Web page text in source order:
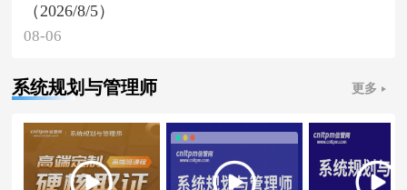
（2026/8/5）
08-06
系统规划与管理师 更多